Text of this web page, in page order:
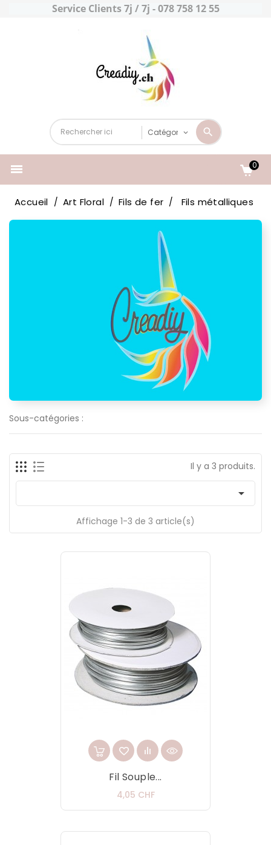
Service Clients 7j / 7j - 078 758 12 55
 0
Accueil Art Floral Fils de fer Fils métalliques
Sous-catégories :
Il y a 3 produits.

Affichage 1-3 de 3 article(s)
Fil Souple...
4,05 CHFPrix